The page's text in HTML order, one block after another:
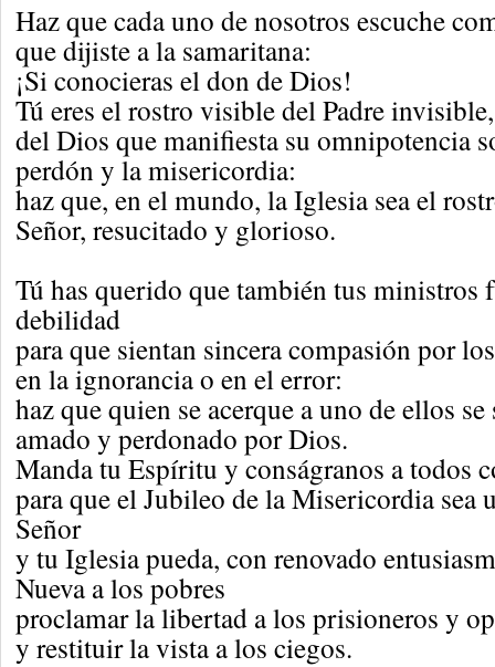
Haz que cada uno de nosotros escuche
que dijiste a la samaritana:
¡Si conocieras el don de Dios!
Tú eres el rostro visible del Padre invisible,
del Dios que manifiesta su omnipotencia
perdón y la misericordia:
haz que, en el mundo, la Iglesia sea el
Señor, resucitado y glorioso.
Tú has querido que también tus ministros
debilidad
para que sientan sincera compasión por
en la ignorancia o en el error:
haz que quien se acerque a uno de ellos se
amado y perdonado por Dios.
Manda tu Espíritu y conságranos a todos
para que el Jubileo de la Misericordia sea
Señor
y tu Iglesia pueda, con renovado
Nueva a los pobres
proclamar la libertad a los prisioneros y
y restituir la vista a los ciegos.